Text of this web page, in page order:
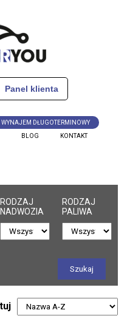
Panel klienta
WYNAJEM DŁUGOTERMINOWY
BLOG KONTAKT
RODZAJ
NADWOZIA
RODZAJ
PALIWA
Szukaj